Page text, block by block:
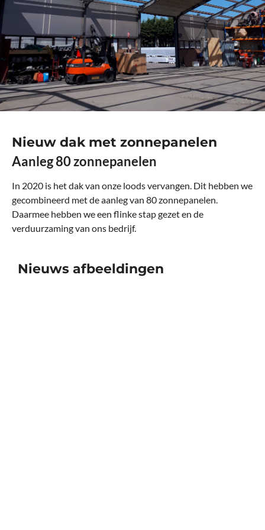
Nieuw dak met zonnepanelen
Aanleg 80 zonnepanelen
In 2020 is het dak van onze loods vervangen. Dit hebben we
gecombineerd met de aanleg van 80 zonnepanelen.
Daarmee hebben we een flinke stap gezet en de
verduurzaming van ons bedrijf.
Nieuws afbeeldingen